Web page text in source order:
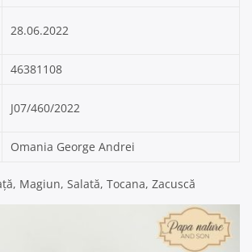
28.06.2022
46381108
J07/460/2022
Omania George Andrei
Magiun, Salată, Tocana, Zacuscă